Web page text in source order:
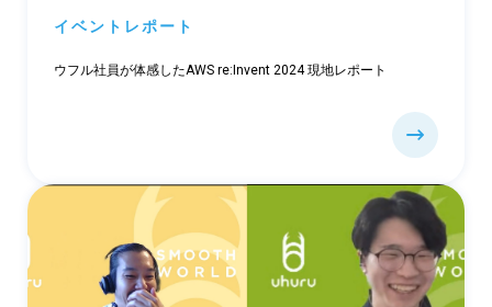
イベントレポート
ウフル社員が体感したAWS re:Invent 2024 現地レポート